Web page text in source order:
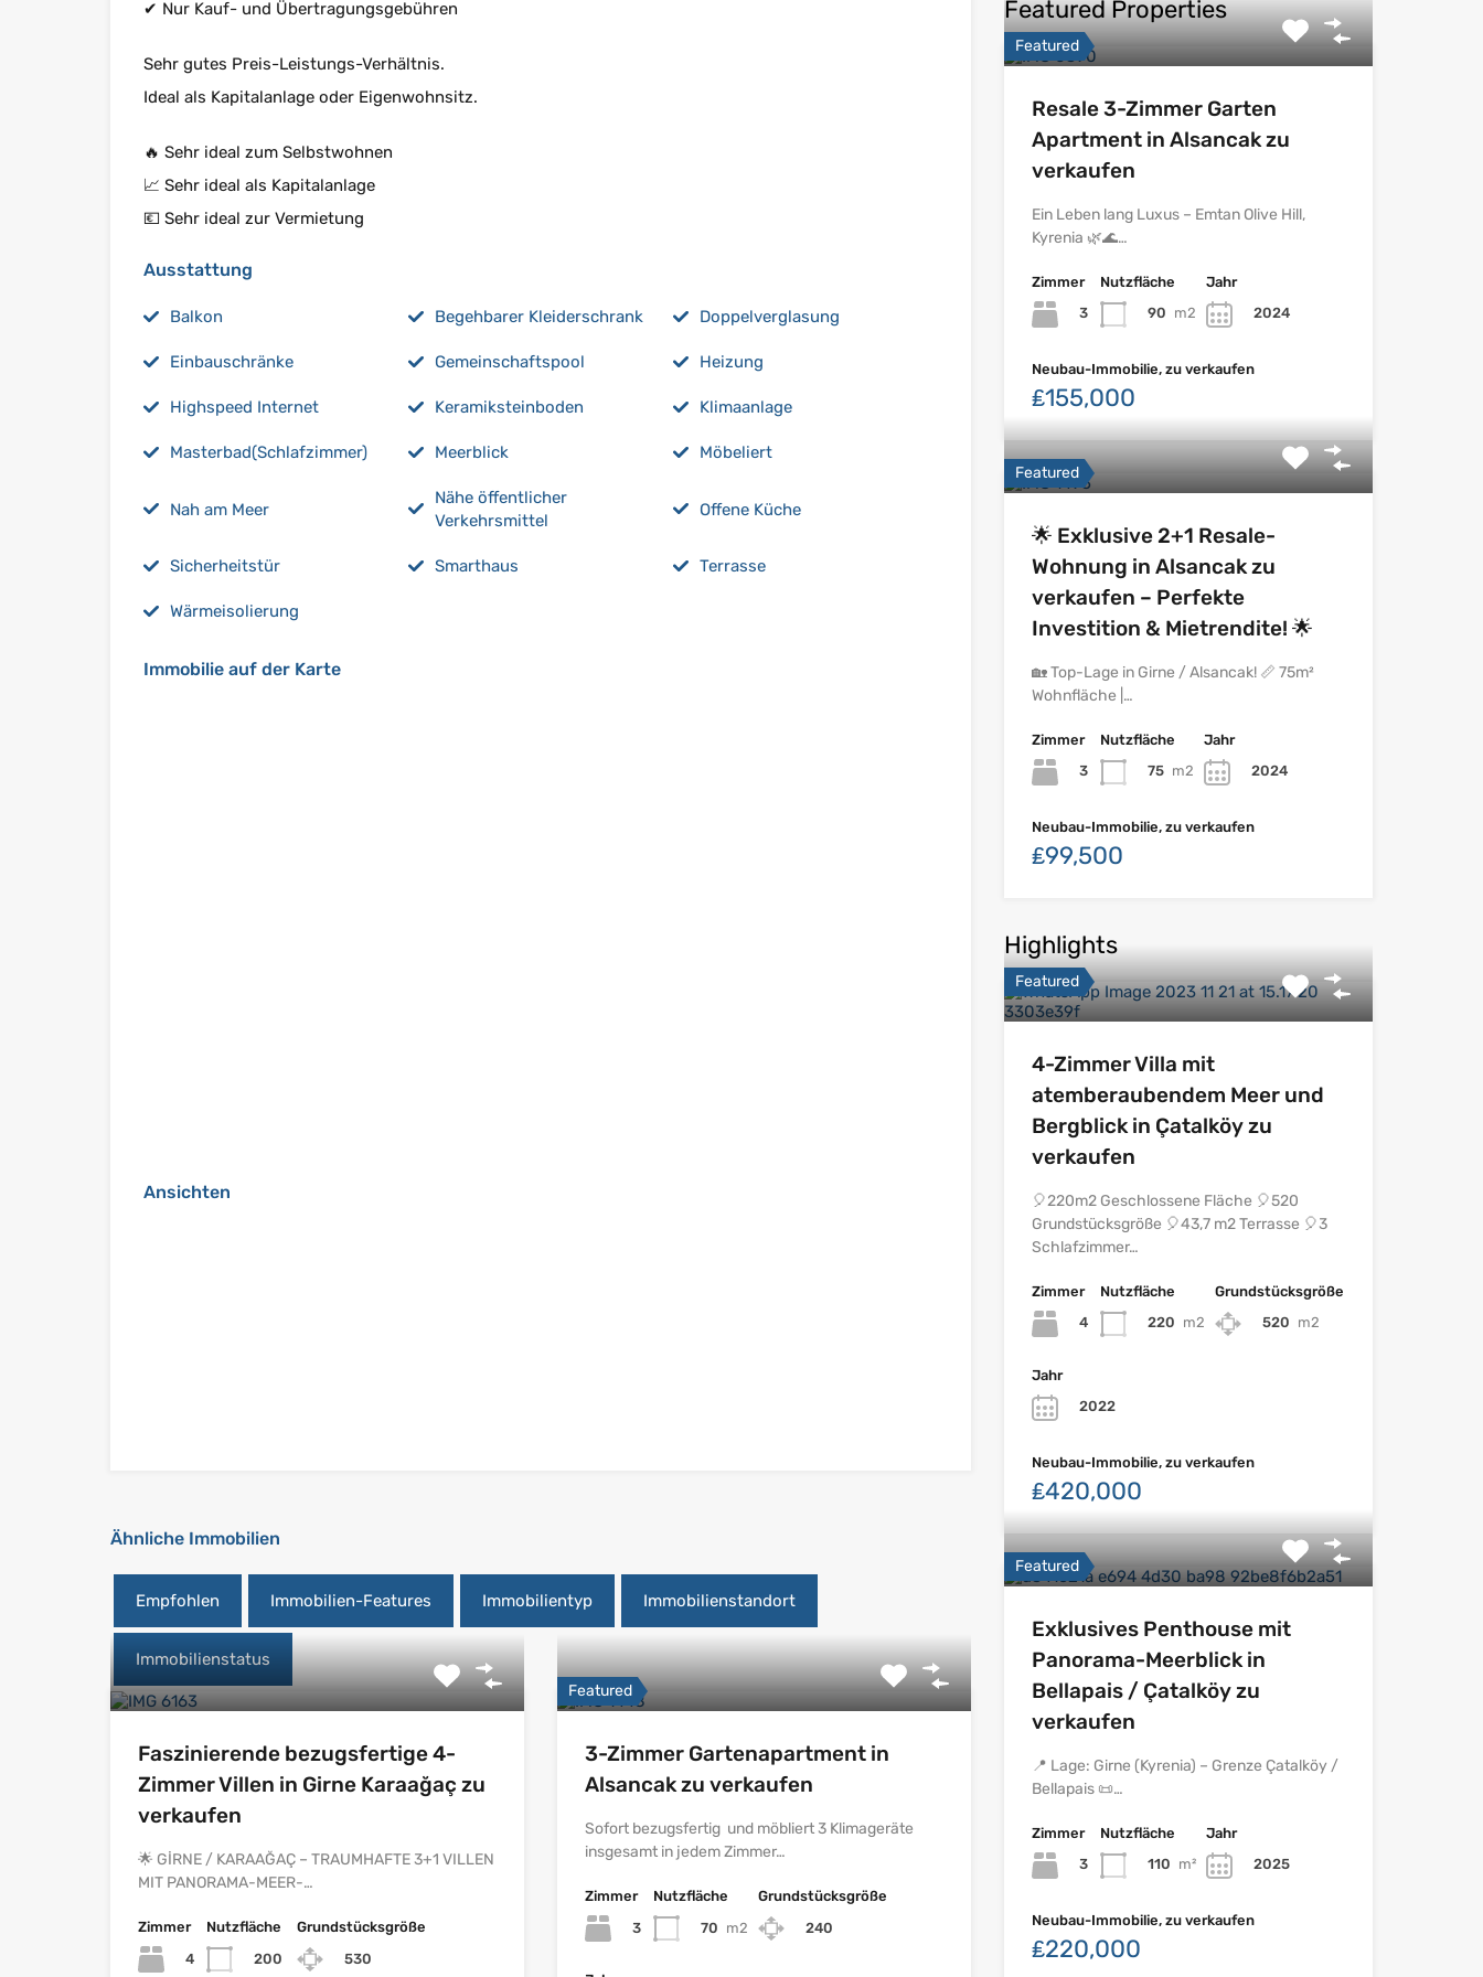
✔ Nur Kauf- und Übertragungsgebühren
Sehr gutes Preis-Leistungs-Verhältnis.
Ideal als Kapitalanlage oder Eigenwohnsitz.
🔥 Sehr ideal zum Selbstwohnen
📈 Sehr ideal als Kapitalanlage
💶 Sehr ideal zur Vermietung
Ausstattung
Balkon Begehbarer Kleiderschrank Doppelverglasung
Einbauschränke Gemeinschaftspool Heizung
Highspeed Internet Keramiksteinboden Klimaanlage
Masterbad(Schlafzimmer) Meerblick Möbeliert
Nah am Meer
Nähe öffentlicher
Verkehrsmittel
Offene Küche
Sicherheitstür Smarthaus Terrasse
Wärmeisolierung
Immobilie auf der Karte
Ansichten
Ähnliche Immobilien
Empfohlen Immobilien-Features Immobilientyp Immobilienstandort
Immobilienstatus
Faszinierende bezugsfertige 4-
Zimmer Villen in Girne Karaağaç zu
verkaufen
🌟 GİRNE / KARAAĞAÇ – TRAUMHAFTE 3+1 VILLEN
MIT PANORAMA-MEER-…
Zimmer
4
Nutzfläche
200
Grundstücksgröße
530
Featured
3-Zimmer Gartenapartment in
Alsancak zu verkaufen
Sofort bezugsfertig und möbliert 3 Klimageräte
insgesamt in jedem Zimmer…
Zimmer
3
Nutzfläche
70 m2
Grundstücksgröße
240
Featured Properties
Featured
Resale 3-Zimmer Garten
Apartment in Alsancak zu
verkaufen
Ein Leben lang Luxus – Emtan Olive Hill,
Kyrenia 🌿🌊…
Zimmer
3
Nutzfläche
90 m2
Jahr
2024
Neubau-Immobilie, zu verkaufen
₤155,000
Featured
🌟 Exklusive 2+1 Resale-
Wohnung in Alsancak zu
verkaufen – Perfekte
Investition & Mietrendite! 🌟
🏡 Top-Lage in Girne / Alsancak! 📏 75m²
Wohnfläche |…
Zimmer
3
Nutzfläche
75 m2
Jahr
2024
Neubau-Immobilie, zu verkaufen
₤99,500
Highlights
Featured
4-Zimmer Villa mit
atemberaubendem Meer und
Bergblick in Çatalköy zu
verkaufen
🎈220m2 Geschlossene Fläche 🎈520
Grundstücksgröße 🎈43,7 m2 Terrasse 🎈3
Schlafzimmer…
Zimmer
4
Nutzfläche
220 m2
Grundstücksgröße
520 m2
Jahr
2022
Neubau-Immobilie, zu verkaufen
₤420,000
Featured
Exklusives Penthouse mit
Panorama-Meerblick in
Bellapais / Çatalköy zu
verkaufen
📍 Lage: Girne (Kyrenia) – Grenze Çatalköy /
Bellapais 📜…
Zimmer
3
Nutzfläche
110 m²
Jahr
2025
Neubau-Immobilie, zu verkaufen
₤220,000